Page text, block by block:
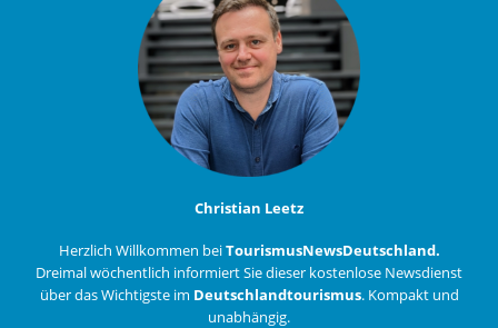
Christian Leetz
Herzlich Willkommen beiTourismusNewsDeutschland.
Dreimal wöchentlich informiert Sie dieser kostenlose Newsdienst
über das Wichtigste im Deutschlandtourismus. Kompakt und
unabhängig.